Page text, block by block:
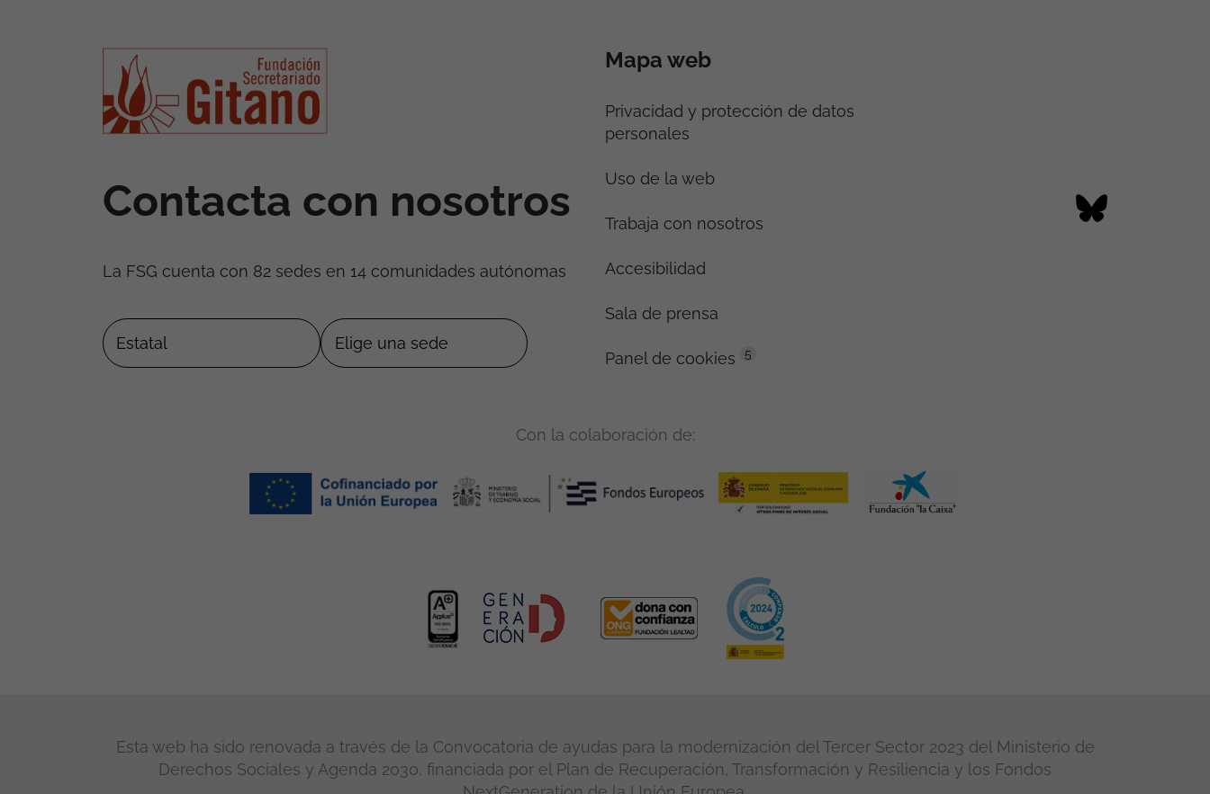
Contacta con nosotros
La FSG cuenta con 82 sedes en 14 comunidades autónomas
Mapa web
Privacidad y protección de datos
personales
Uso de la web
Trabaja con nosotros
Accesibilidad
Sala de prensa
Panel de cookies 5
Con la colaboración de:
Esta web ha sido renovada a través de la Convocatoria de ayudas para la modernización del Tercer Sector 2023 del Ministerio de
Derechos Sociales y Agenda 2030, financiada por el Plan de Recuperación, Transformación y Resiliencia y los Fondos